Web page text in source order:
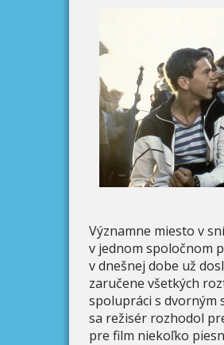
Významne miesto v
v jednom spoločnom
v dnešnej dobe už
zaručene všetkých
spolupráci s dvorným
sa režisér rozhodol
pre film niekoľko